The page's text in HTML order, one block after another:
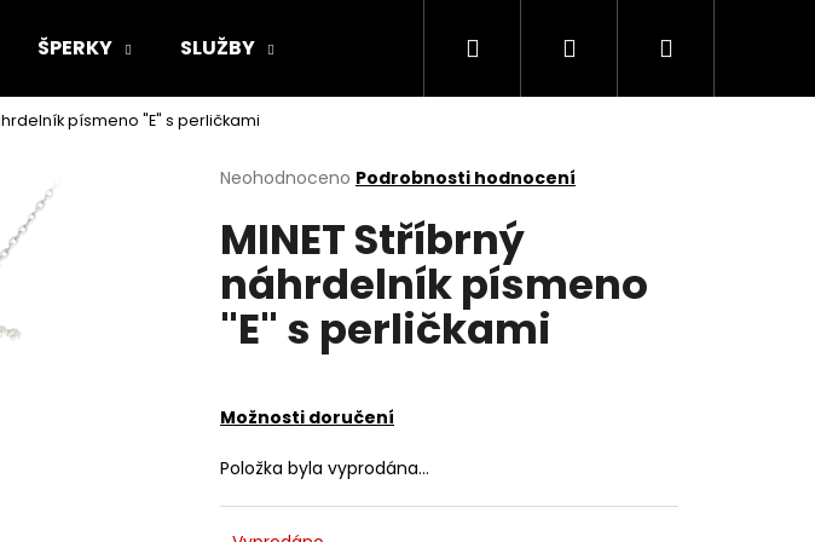
ŠPERKY SLUŽBY Hledat PřihlášeníNákupní
písmeno "E" s perličkami
Průměrné
produktu
je
5
hvězdiček.
Neohodnoceno Podrobnosti hodnocení
MINET Stříbrný
náhrdelník písmeno
"E" s perličkami
Možnosti doručení
Položka byla vyprodána…